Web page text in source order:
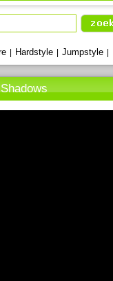
Hardstyle Jumpstyle